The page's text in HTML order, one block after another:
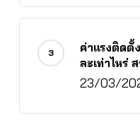
ค่าแรงติด
ละเท่าไหร่
23/03/